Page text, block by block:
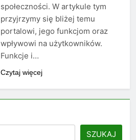
społeczności. W artykule tym
przyjrzymy się bliżej temu
portalowi, jego funkcjom oraz
wpływowi na użytkowników.
Funkcje i…
Czytaj więcej
SZUKAJ